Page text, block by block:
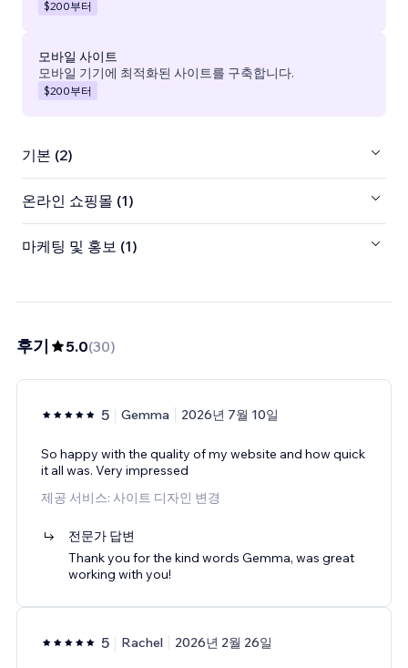
$200부터
모바일 사이트
모바일 기기에 최적화된 사이트를 구축합니다.
$200부터
기본 (2)
온라인 쇼핑몰 (1)
마케팅 및 홍보 (1)
후기 5.0(30)
5 Gemma 2026년 7월 10일
So happy with the quality of my website and how quick
it all was. Very impressed
제공 서비스: 사이트 디자인 변경
전문가 답변
Thank you for the kind words Gemma, was great
working with you!
5 Rachel 2026년 2월 26일